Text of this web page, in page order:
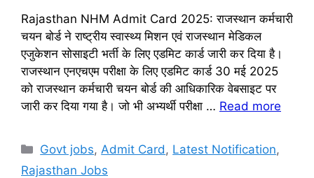
Rajasthan NHM Admit Card 2025: राजस्थान कर्मचारी
चयन बोर्ड ने राष्ट्रीय स्वास्थ्य मिशन एवं राजस्थान मेडिकल
एजुकेशन सोसाइटी भर्ती के लिए एडमिट कार्ड जारी कर दिया है।
राजस्थान एनएचएम परीक्षा के लिए एडमिट कार्ड 30 मई 2025
को राजस्थान कर्मचारी चयन बोर्ड की आधिकारिक वेबसाइट पर
जारी कर दिया गया है। जो भी अभ्यर्थी परीक्षा … Read more
Categories
Govt jobs, Admit Card , Latest Notification,
Rajasthan Jobs